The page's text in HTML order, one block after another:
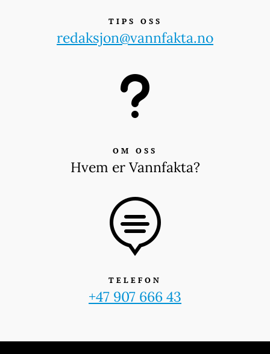
TIPS OSS
redaksjon@vannfakta.no
u
OM OSS
Hvem er Vannfakta?

TELEFON
+47 907 666 43